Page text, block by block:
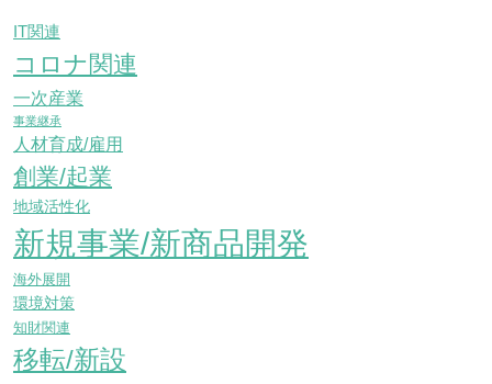
IT関連
コロナ関連
一次産業
事業継承
人材育成/雇用
創業/起業
地域活性化
新規事業/新商品開発
海外展開
環境対策
知財関連
移転/新設